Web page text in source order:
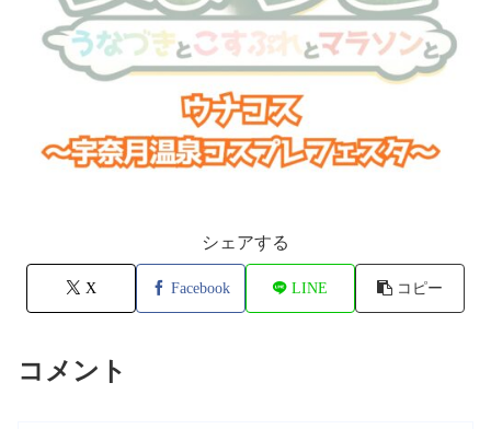
シェアする
X Facebook LINE コピー
コメント